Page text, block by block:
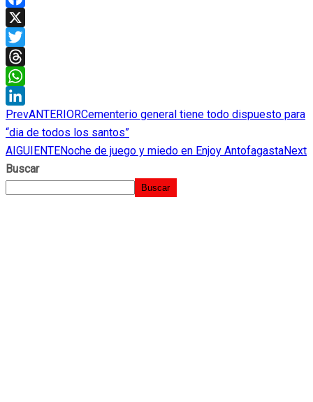
Facebook
X
Twitter
Threads
WhatsApp
LinkedIn
PrevANTERIORCementerio general tiene todo dispuesto para
“dia de todos los santos”
AIGUIENTENoche de juego y miedo en Enjoy AntofagastaNext
Buscar
Buscar